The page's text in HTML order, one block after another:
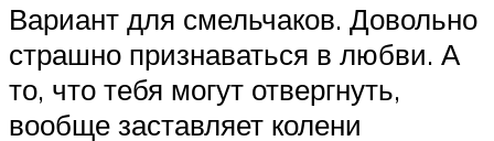
Вариант для смельчаков. Довольно
страшно признаваться в любви. А
то, что тебя могут отвергнуть,
вообще заставляет колени